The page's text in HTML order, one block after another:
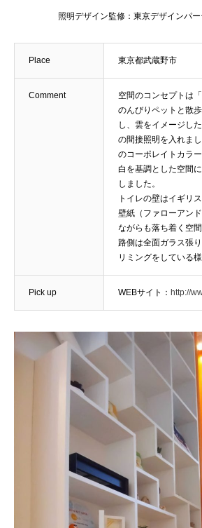
照明デザイン監修：東京デザインパー
Place 東京都武蔵野市
Comment
空間のコンセプトは
のんびりペットと散
し、雲をイメージし
の間接照明を入れま
のコーポレイトカラ
白を基調とした空間
しました。
トイレの壁はイギリ
壁紙（ファローアン
ながらも落ち着く空
路側は全面ガラス張
リミングをしている
Pick up WEBサイト： http://